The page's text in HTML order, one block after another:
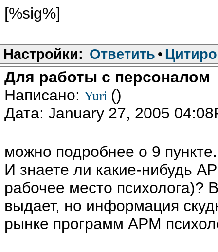
[%sig%]
Настройки: Ответить •
Для работы с персоналом
Написано: Yuri ()
Дата: January 27, 2005
можно подробнее о 9
И знаете ли какие-нибудь
рабочее место психолога)?
выдает, но информация
рынке программ АРМ